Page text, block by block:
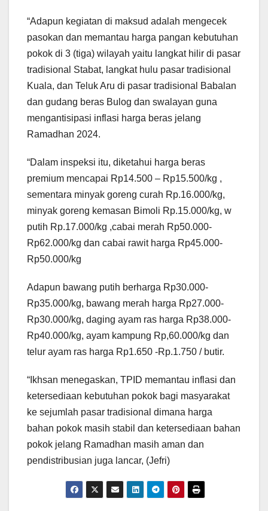
“Adapun kegiatan di maksud adalah mengecek
pasokan dan memantau harga pangan kebutuhan
pokok di 3 (tiga) wilayah yaitu langkat hilir di pasar
tradisional Stabat, langkat hulu pasar tradisional
Kuala, dan Teluk Aru di pasar tradisional Babalan
dan gudang beras Bulog dan swalayan guna
mengantisipasi inflasi harga beras jelang
Ramadhan 2024.
“Dalam inspeksi itu, diketahui harga beras
premium mencapai Rp14.500 – Rp15.500/kg ,
sementara minyak goreng curah Rp.16.000/kg,
minyak goreng kemasan Bimoli Rp.15.000/kg, w
putih Rp.17.000/kg ,cabai merah Rp50.000-
Rp62.000/kg dan cabai rawit harga Rp45.000-
Rp50.000/kg
Adapun bawang putih berharga Rp30.000-
Rp35.000/kg, bawang merah harga Rp27.000-
Rp30.000/kg, daging ayam ras harga Rp38.000-
Rp40.000/kg, ayam kampung Rp,60.000/kg dan
telur ayam ras harga Rp1.650 -Rp.1.750 / butir.
“Ikhsan menegaskan, TPID memantau inflasi dan
ketersediaan kebutuhan pokok bagi masyarakat
ke sejumlah pasar tradisional dimana harga
bahan pokok masih stabil dan ketersediaan bahan
pokok jelang Ramadhan masih aman dan
pendistribusian juga lancar, (Jefri)